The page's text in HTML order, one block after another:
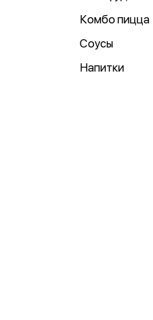
Комбо пицца
Соусы
Напитки